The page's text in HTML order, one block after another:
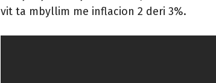
vit ta mbyllim me inflacion 2 deri 3%.